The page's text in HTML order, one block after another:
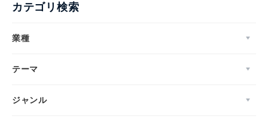
カテゴリ検索
業種
テーマ
ジャンル